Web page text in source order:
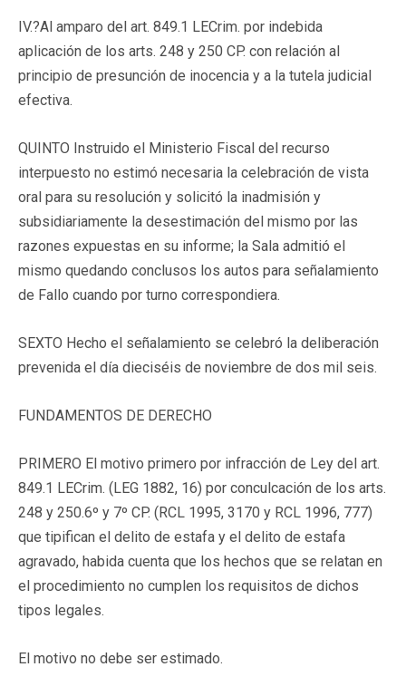
IV.?Al amparo del art. 849.1 LECrim. por indebida
aplicación de los arts. 248 y 250 CP. con relación al
principio de presunción de inocencia y a la tutela judicial
efectiva.
QUINTO Instruido el Ministerio Fiscal del recurso
interpuesto no estimó necesaria la celebración de vista
oral para su resolución y solicitó la inadmisión y
subsidiariamente la desestimación del mismo por las
razones expuestas en su informe; la Sala admitió el
mismo quedando conclusos los autos para señalamiento
de Fallo cuando por turno correspondiera.
SEXTO Hecho el señalamiento se celebró la deliberación
prevenida el día dieciséis de noviembre de dos mil seis.
FUNDAMENTOS DE DERECHO
PRIMERO El motivo primero por infracción de Ley del art.
849.1 LECrim. (LEG 1882, 16) por conculcación de los arts.
248 y 250.6º y 7º CP. (RCL 1995, 3170 y RCL 1996, 777)
que tipifican el delito de estafa y el delito de estafa
agravado, habida cuenta que los hechos que se relatan en
el procedimiento no cumplen los requisitos de dichos
tipos legales.
El motivo no debe ser estimado.